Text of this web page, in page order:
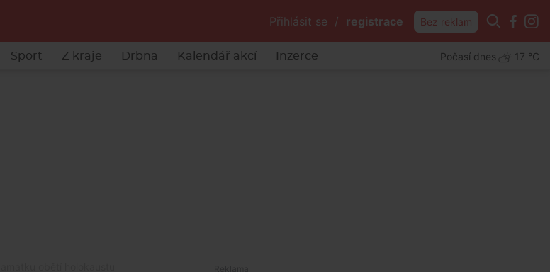
Přihlásit se / registrace Bez reklam
Sport Z kraje Drbna Kalendář akcí Inzerce Počasí dnes 17 °C